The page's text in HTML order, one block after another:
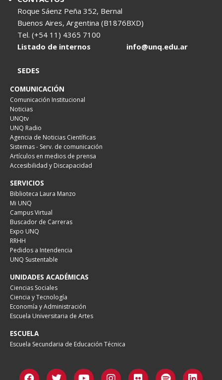
Roque Sáenz Peña 352, Bernal
Buenos Aires, Argentina (B1876BXD)
Tel. (+54 11) 4365 7100
Listado de internos
info@unq.edu.ar
SEDES
COMUNICACIÓN
Comunicación Institucional
Noticias
UNQtv
UNQ Radio
Agencia de Noticias Científicas
Sistemas - Serv. de comunicación
Artículos en medios de prensa
Accesibilidad y Discapacidad
SERVICIOS
Biblioteca Laura Manzo
Mi UNQ
Campus Virtual
Buscador de Carreras
Expo UNQ
RRHH
Pedidos a Intendencia
UNQ Sustentable
UNIDADES ACADÉMICAS
Ciencias Sociales
Ciencia y Tecnología
Economía y Administración
Escuela Universitaria de Artes
ESCUELA
Escuela Secundaria de Educación Técnica